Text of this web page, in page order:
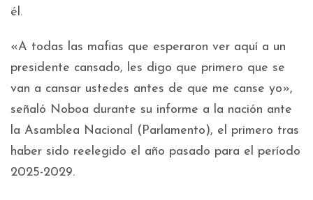
él.
«A todas las mafias que esperaron ver aquí a un
presidente cansado, les digo que primero que se
van a cansar ustedes antes de que me canse yo»,
señaló Noboa durante su informe a la nación ante
la Asamblea Nacional (Parlamento), el primero tras
haber sido reelegido el año pasado para el período
2025-2029.